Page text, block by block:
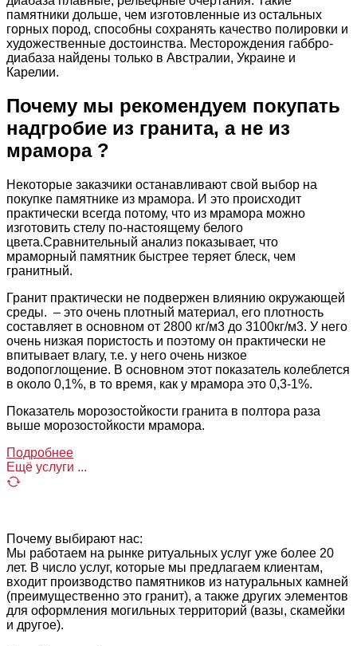
памятники дольше, чем изготовленные из остальных
горных пород, способны сохранять качество полировки и
художественные достоинства. Месторождения габбро-
диабаза найдены только в Австралии, Украине и
Карелии.
Почему мы рекомендуем покупать
надгробие из гранита, а не из
мрамора ?
Некоторые заказчики останавливают свой выбор на
покупке памятнике из мрамора. И это происходит
практически всегда потому, что из мрамора можно
изготовить стелу по-настоящему белого
цвета.Сравнительный анализ показывает, что
мраморный памятник быстрее теряет блеск, чем
гранитный.
Гранит практически не подвержен влиянию окружающей
среды. – это очень плотный материал, его плотность
составляет в основном от 2800 кг/м3 до 3100кг/м3. У него
очень низкая пористость и поэтому он практически не
впитывает влагу, т.е. у него очень низкое
водопоглощение. В основном этот показатель колеблется
в около 0,1%, в то время, как у мрамора это 0,3-1%.
Показатель морозостойкости гранита в полтора раза
выше морозостойкости мрамора.
Подробнее
Ещё услуги ...
Почему выбирают нас:
Мы работаем на рынке ритуальных услуг уже более 20
лет. В число услуг, которые мы предлагаем клиентам,
входит производство памятников из натуральных камней
(преимущественно это гранит), а также других элементов
для оформления могильных территорий (вазы, скамейки
и другое).